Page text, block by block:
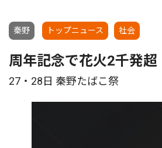
秦野 トップニュース 社会
周年記念で花火2千発超
27・28日 秦野たばこ祭